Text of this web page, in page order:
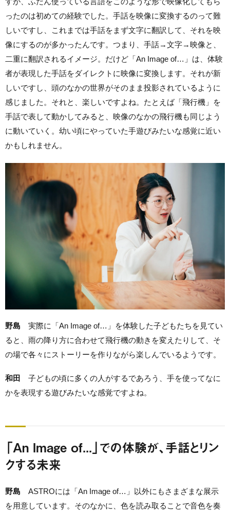
ったのは初めての経験でした。手話を映像に変換するのって難
しいですし、これまでは手話をまず文字に翻訳して、それを映
像にするのが多かったんです。つまり、手話→文字→映像と、
二重に翻訳されるイメージ。だけど「An Image of…」は、体験
者が表現した手話をダイレクトに映像に変換します。それが新
しいですし、頭のなかの世界がそのまま投影されているように
感じました。それと、楽しいですよね。たとえば「飛行機」を
手話で表して動かしてみると、映像のなかの飛行機も同じよう
に動いていく。幼い頃にやっていた手遊びみたいな感覚に近い
かもしれません。
野島 実際に「An Image of…」を体験した子どもたちを見てい
ると、雨の降り方に合わせて飛行機の動きを変えたりして、そ
の場で各々にストーリーを作りながら楽しんでいるようです。
和田
子どもの頃に多くの人がするであろう、手を使ってなに
かを表現する遊びみたいな感覚ですよね。
「An Image of...」での体験が、手話とリン
クする未来
野島 ASTROには「An Image of…」以外にもさまざまな展示
を用意しています。そのなかに、色を読み取ることで音色を奏